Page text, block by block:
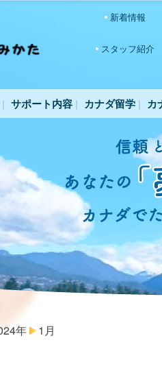
新着情報
スタッフ紹介
サポート内容 カナダ留学 カ
年 1月